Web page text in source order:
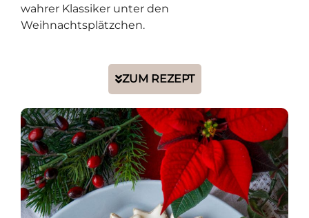
wahrer Klassiker unter den
Weihnachtsplätzchen.
ZUM REZEPT